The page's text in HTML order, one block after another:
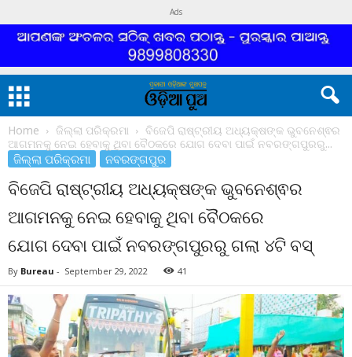
Ads
Home ଜିଲ୍ଲା ପରିକ୍ରମା
ବିଜେପି ରାଷ୍ଟ୍ରୀୟ ଅଧ୍ୟକ୍ଷଙ୍କ ଭୁବନେଶ୍ଵର
ଆଗମନକୁ ନେଇ ହେବାକୁ ଥିବା ବୈଠକରେ ଯୋଗ ଦେବା ପାଇଁ ନବରଙ୍ଗପୁରରୁ...
ଜିଲ୍ଲା ପରିକ୍ରମା ନବରଙ୍ଗପୁର
ବିଜେପି ରାଷ୍ଟ୍ରୀୟ ଅଧ୍ୟକ୍ଷଙ୍କ ଭୁବନେଶ୍ଵର
ଆଗମନକୁ ନେଇ ହେବାକୁ ଥିବା ବୈଠକରେ
ଯୋଗ ଦେବା ପାଇଁ ନବରଙ୍ଗପୁରରୁ ଗଲା ୪ଟି ବସ୍
By Bureau - September 29, 2022 41